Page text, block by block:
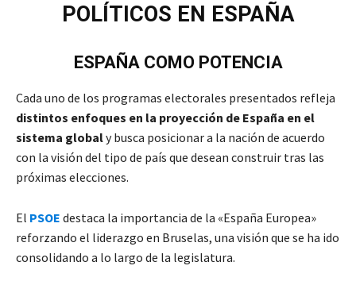
POLÍTICOS EN ESPAÑA
ESPAÑA COMO POTENCIA
Cada uno de los programas electorales presentados refleja
distintos enfoques en la proyección de España en el
sistema globaly busca posicionar a la nación de acuerdo
con la visión del tipo de país que desean construir tras las
próximas elecciones.
El PSOE destaca la importancia de la «España Europea»
reforzando el liderazgo en Bruselas, una visión que se ha ido
consolidando a lo largo de la legislatura.